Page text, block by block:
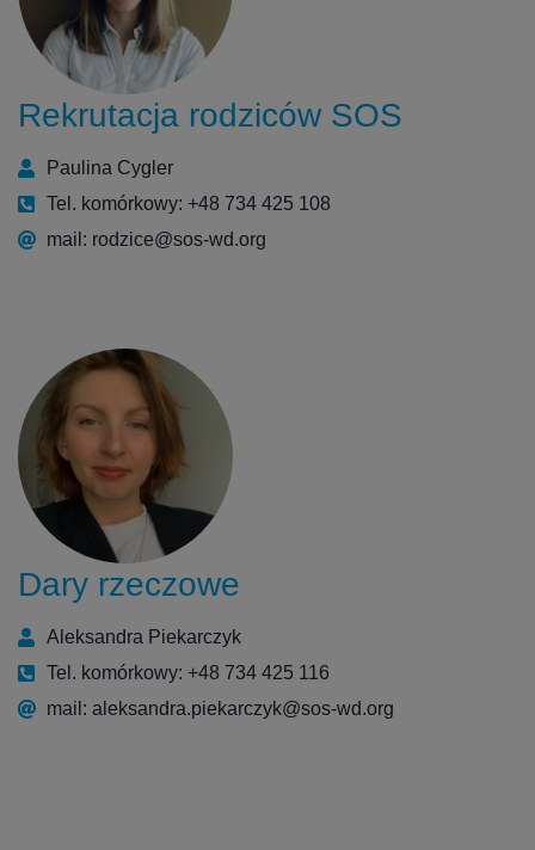
Rekrutacja rodziców SOS
Paulina Cygler
Tel. komórkowy: +48 734 425 108
mail: rodzice@sos-wd.org
Dary rzeczowe
Aleksandra Piekarczyk
Tel. komórkowy: +48 734 425 116
mail: aleksandra.piekarczyk@sos-wd.org